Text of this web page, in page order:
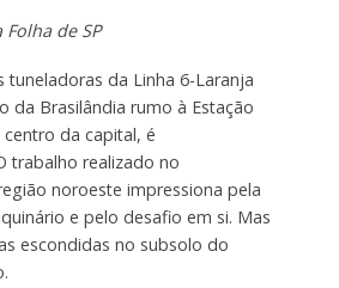
de SP
tuneladoras da Linha 6-Laranja
da Brasilândia rumo à Estação
da capital, é
trabalho realizado no
noroeste impressiona pela
e pelo desafio em si. Mas
escondidas no subsolo do